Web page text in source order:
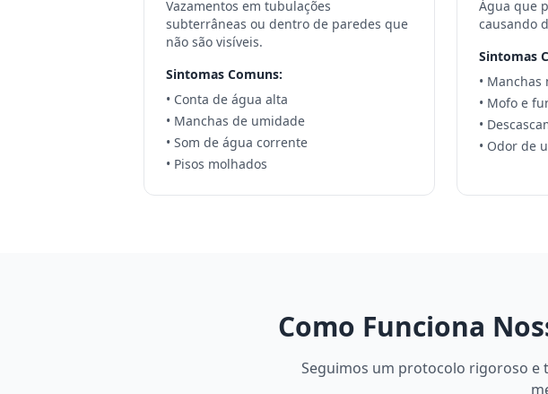
Vazamentos em tubulações
subterrâneas ou dentro de paredes que
não são visíveis.
Sintomas Comuns:
• Conta de água alta
• Manchas de umidade
• Som de água corrente
• Pisos molhados
Água que
causando
Sintomas
• Manchas
• Mofo e
•
• Odor de
Como Funciona
Seguimos um protocolo rigoroso e